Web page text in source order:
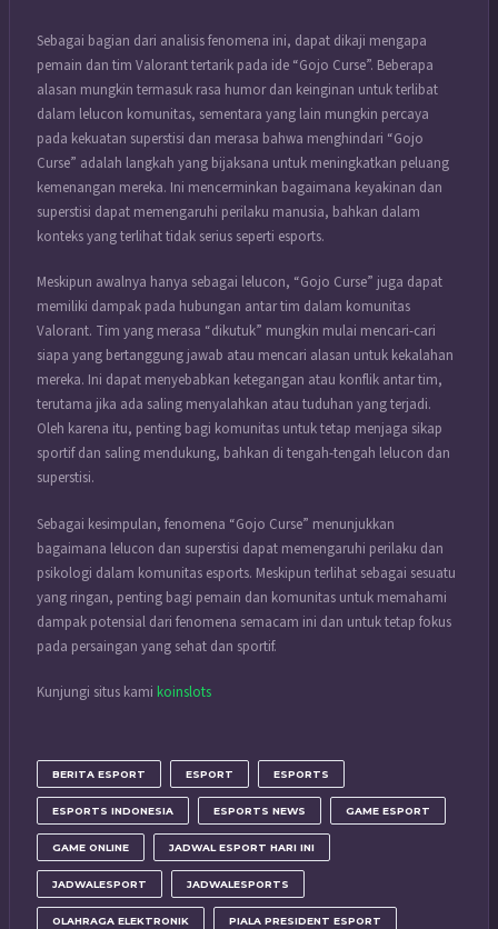
Sebagai bagian dari analisis fenomena ini, dapat dikaji mengapa
pemain dan tim Valorant tertarik pada ide “Gojo Curse”. Beberapa
alasan mungkin termasuk rasa humor dan keinginan untuk terlibat
dalam lelucon komunitas, sementara yang lain mungkin percaya
pada kekuatan superstisi dan merasa bahwa menghindari “Gojo
Curse” adalah langkah yang bijaksana untuk meningkatkan peluang
kemenangan mereka. Ini mencerminkan bagaimana keyakinan dan
superstisi dapat memengaruhi perilaku manusia, bahkan dalam
konteks yang terlihat tidak serius seperti esports.
Meskipun awalnya hanya sebagai lelucon, “Gojo Curse” juga dapat
memiliki dampak pada hubungan antar tim dalam komunitas
Valorant. Tim yang merasa “dikutuk” mungkin mulai mencari-cari
siapa yang bertanggung jawab atau mencari alasan untuk kekalahan
mereka. Ini dapat menyebabkan ketegangan atau konflik antar tim,
terutama jika ada saling menyalahkan atau tuduhan yang terjadi.
Oleh karena itu, penting bagi komunitas untuk tetap menjaga sikap
sportif dan saling mendukung, bahkan di tengah-tengah lelucon dan
superstisi.
Sebagai kesimpulan, fenomena “Gojo Curse” menunjukkan
bagaimana lelucon dan superstisi dapat memengaruhi perilaku dan
psikologi dalam komunitas esports. Meskipun terlihat sebagai sesuatu
yang ringan, penting bagi pemain dan komunitas untuk memahami
dampak potensial dari fenomena semacam ini dan untuk tetap fokus
pada persaingan yang sehat dan sportif.
Kunjungi situs kami koinslots
BERITA ESPORT ESPORT ESPORTS
ESPORTS INDONESIA ESPORTS NEWS GAME ESPORT
GAME ONLINE JADWAL ESPORT HARI INI
JADWALESPORT JADWALESPORTS
OLAHRAGA ELEKTRONIK PIALA PRESIDENT ESPORT